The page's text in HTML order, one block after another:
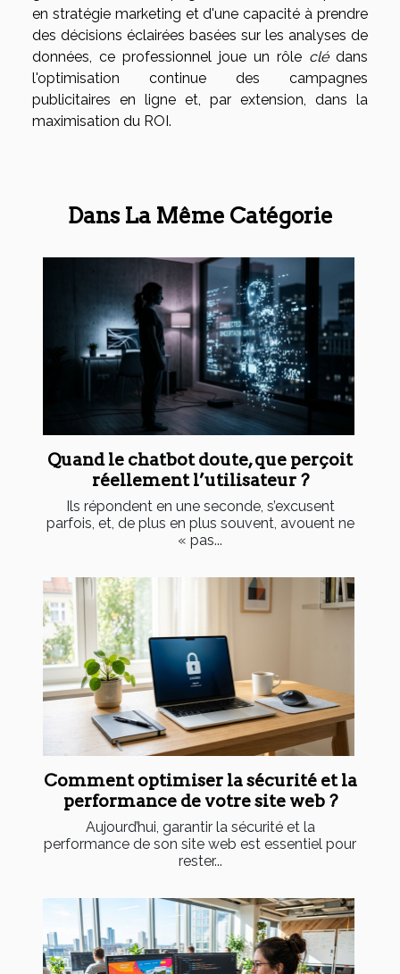
en stratégie marketing et d'une capacité à prendre
des décisions éclairées basées sur les analyses de
données, ce professionnel joue un rôle clédans
l'optimisation continue des campagnes
publicitaires en ligne et, par extension, dans la
maximisation du ROI.
Dans La Même Catégorie
Quand le chatbot doute, que perçoit
réellement l’utilisateur ?
Ils répondent en une seconde, s’excusent
parfois, et, de plus en plus souvent, avouent ne
« pas...
Comment optimiser la sécurité et la
performance de votre site web ?
Aujourd’hui, garantir la sécurité et la
performance de son site web est essentiel pour
rester...